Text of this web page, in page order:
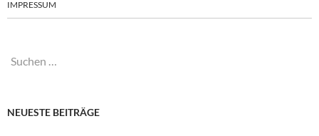
IMPRESSUM
Suchen
NEUESTE BEITRÄGE